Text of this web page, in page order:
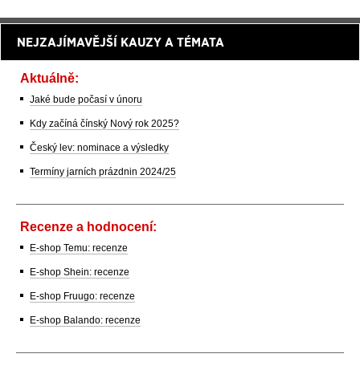
NEJZAJÍMAVĚJŠÍ KAUZY A TÉMATA
Aktuálně:
Jaké bude počasí v únoru
Kdy začíná čínský Nový rok 2025?
Český lev: nominace a výsledky
Termíny jarních prázdnin 2024/25
Recenze a hodnocení:
E-shop Temu: recenze
E-shop Shein: recenze
E-shop Fruugo: recenze
E-shop Balando: recenze